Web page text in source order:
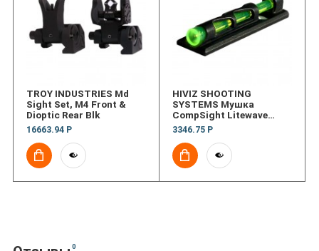
TROY INDUSTRIES Md
Sight Set, M4 Front &
Dioptic Rear Blk
16663.94 Р
HIVIZ SHOOTING
SYSTEMS Мушка
CompSight Litewave
Bead Replacement Front
Sight
3346.75 Р
0